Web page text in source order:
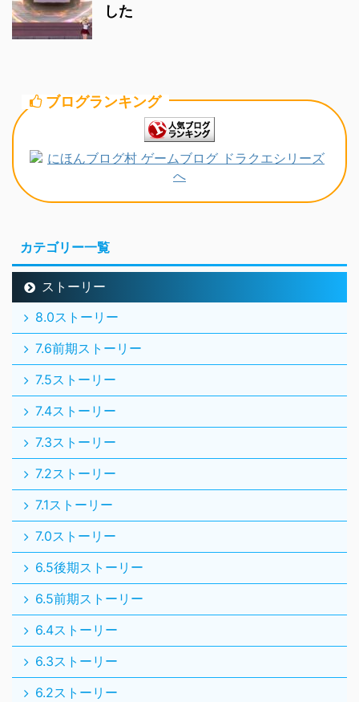
した
ブログランキング
カテゴリー一覧
ストーリー
8.0ストーリー
7.6前期ストーリー
7.5ストーリー
7.4ストーリー
7.3ストーリー
7.2ストーリー
7.1ストーリー
7.0ストーリー
6.5後期ストーリー
6.5前期ストーリー
6.4ストーリー
6.3ストーリー
6.2ストーリー